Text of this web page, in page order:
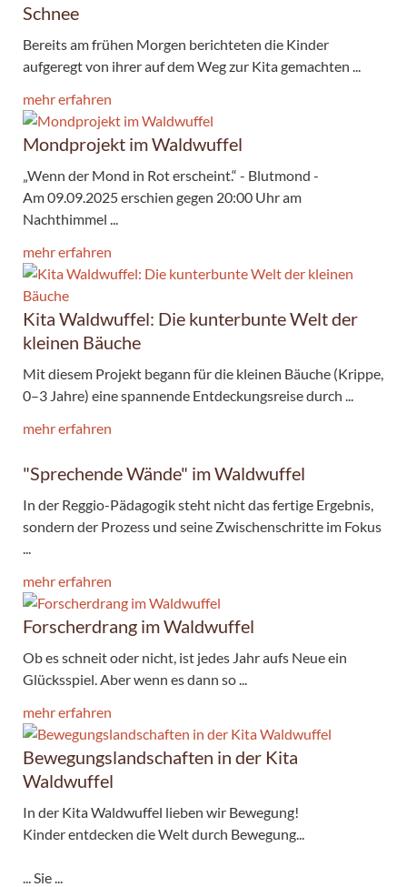
Schnee
Bereits am frühen Morgen berichteten die Kinder
aufgeregt von ihrer auf dem Weg zur Kita gemachten ...
mehr erfahren
Mondprojekt im Waldwuffel
„Wenn der Mond in Rot erscheint.“ - Blutmond -
Am 09.09.2025 erschien gegen 20:00 Uhr am
Nachthimmel ...
mehr erfahren
Kita Waldwuffel: Die kunterbunte Welt der
kleinen Bäuche
Mit diesem Projekt begann für die kleinen Bäuche (Krippe,
0–3 Jahre) eine spannende Entdeckungsreise durch ...
mehr erfahren
"Sprechende Wände" im Waldwuffel
In der Reggio-Pädagogik steht nicht das fertige Ergebnis,
sondern der Prozess und seine Zwischenschritte im Fokus
mehr erfahren
Forscherdrang im Waldwuffel
Ob es schneit oder nicht, ist jedes Jahr aufs Neue ein
Glücksspiel. Aber wenn es dann so ...
mehr erfahren
Bewegungslandschaften in der Kita
Waldwuffel
In der Kita Waldwuffel lieben wir Bewegung!
Kinder entdecken die Welt durch Bewegung...
... Sie ...